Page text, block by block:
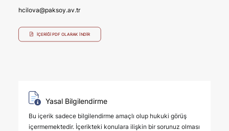
hcilova@paksoy.av.tr
İÇERIĞI PDF OLARAK İNDIR
Yasal Bilgilendirme
Bu içerik sadece bilgilendirme amaçlı olup hukuki görüş
içermemektedir. İçerikteki konulara ilişkin bir sorunuz olması